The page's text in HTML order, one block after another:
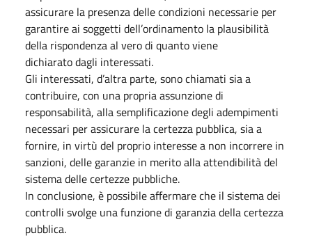
assicurare la presenza delle condizioni necessarie per
garantire ai soggetti dell’ordinamento la plausibilità
della rispondenza al vero di quanto viene
dichiarato dagli interessati.
Gli interessati, d’altra parte, sono chiamati sia a
contribuire, con una propria assunzione di
responsabilità, alla semplificazione degli adempimenti
necessari per assicurare la certezza pubblica, sia a
fornire, in virtù del proprio interesse a non incorrere in
sanzioni, delle garanzie in merito alla attendibilità del
sistema delle certezze pubbliche.
In conclusione, è possibile affermare che il sistema dei
controlli svolge una funzione di garanzia della certezza
pubblica.